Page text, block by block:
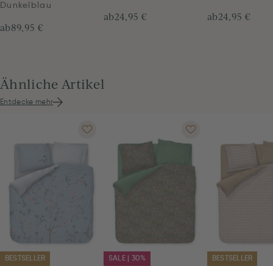
Dunkelblau
ab89,95 €
ab24,95 € ab24,95 €
Ähnliche Artikel
Entdecke mehr
BESTSELLER SALE | 30% BESTSELLER